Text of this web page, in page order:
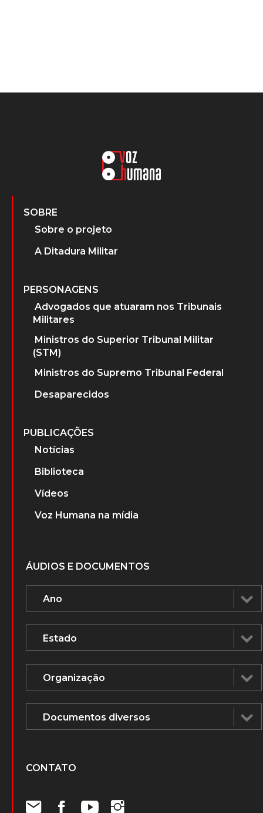
SOBRE
Sobre o projeto
A Ditadura Militar
PERSONAGENS
Advogados que atuaram nos Tribunais
Militares
Ministros do Superior Tribunal Militar
(STM)
Ministros do Supremo Tribunal Federal
Desaparecidos
PUBLICAÇÕES
Notícias
Biblioteca
Vídeos
Voz Humana na mídia
ÁUDIOS E DOCUMENTOS
CONTATO